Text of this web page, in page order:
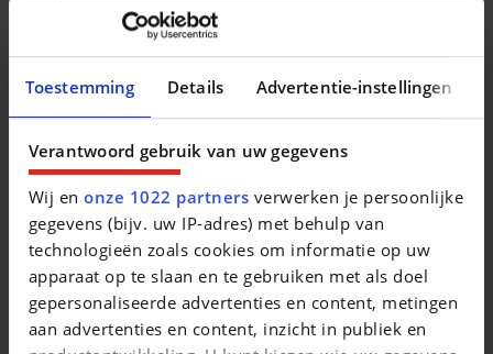
Toestemming Details Advertentie-instellingen
Verantwoord gebruik van uw gegevens
Wij enonze 1022 partners verwerken je persoonlijke
gegevens (bijv. uw IP-adres) met behulp van
technologieën zoals cookies om informatie op uw
apparaat op te slaan en te gebruiken met als doel
gepersonaliseerde advertenties en content, metingen
aan advertenties en content, inzicht in publiek en
RÃ©troviseurs dÃ©givrants
RÃ©troviseurs Ã©lectriques
Volant cuir
Volant multifonction
Antibrouillards adaptatif
AppleCarPlay
Climatisation automatique
Coming Home
eCall Systeme
Front Assist
Leaving Home
Phares full LED